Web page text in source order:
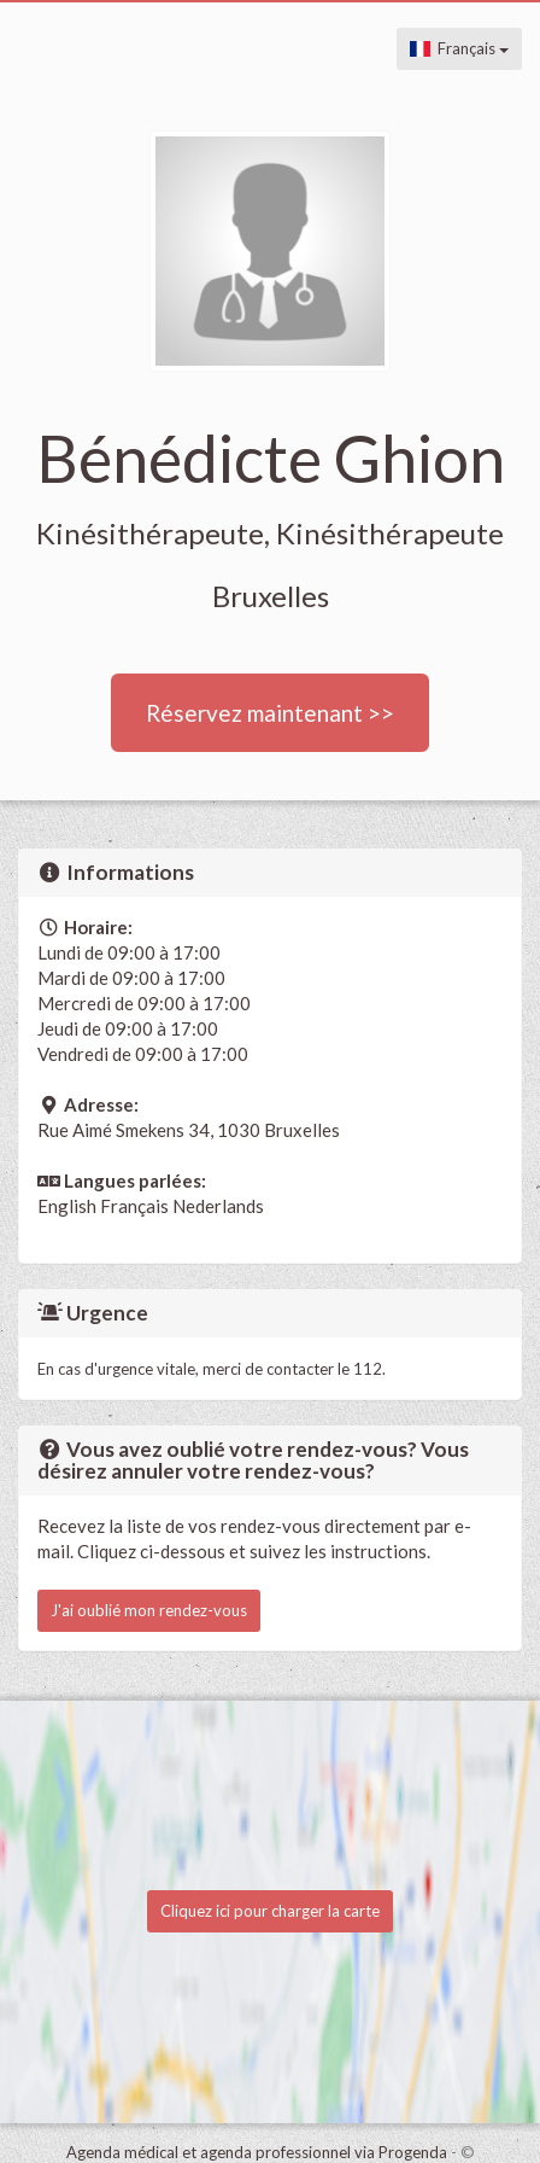
Français
Bénédicte Ghion
Kinésithérapeute, Kinésithérapeute
Bruxelles
Réservez maintenant >>
Informations
Horaire:
Lundi de 09:00 à 17:00
Mardi de 09:00 à 17:00
Mercredi de 09:00 à 17:00
Jeudi de 09:00 à 17:00
Vendredi de 09:00 à 17:00
Adresse:
Rue Aimé Smekens 34, 1030 Bruxelles
Langues parlées:
English Français Nederlands
Urgence
En cas d'urgence vitale, merci de contacter le 112.
Vous avez oublié votre rendez-vous? Vous
désirez annuler votre rendez-vous?
Recevez la liste de vos rendez-vous directement par e-
mail. Cliquez ci-dessous et suivez les instructions.
J'ai oublié mon rendez-vous
Cliquez ici pour charger la carte
Agenda médical et agenda professionnel via Progenda - ©